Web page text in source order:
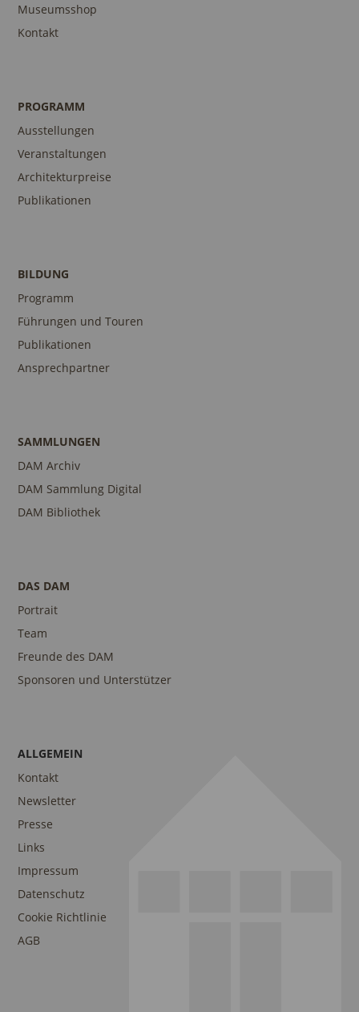
Museumsshop
Kontakt
PROGRAMM
Ausstellungen
Veranstaltungen
Architekturpreise
Publikationen
BILDUNG
Programm
Führungen und Touren
Publikationen
Ansprechpartner
SAMMLUNGEN
DAM Archiv
DAM Sammlung Digital
DAM Bibliothek
DAS DAM
Portrait
Team
Freunde des DAM
Sponsoren und Unterstützer
ALLGEMEIN
Kontakt
Newsletter
Presse
Links
Impressum
Datenschutz
Cookie Richtlinie
AGB